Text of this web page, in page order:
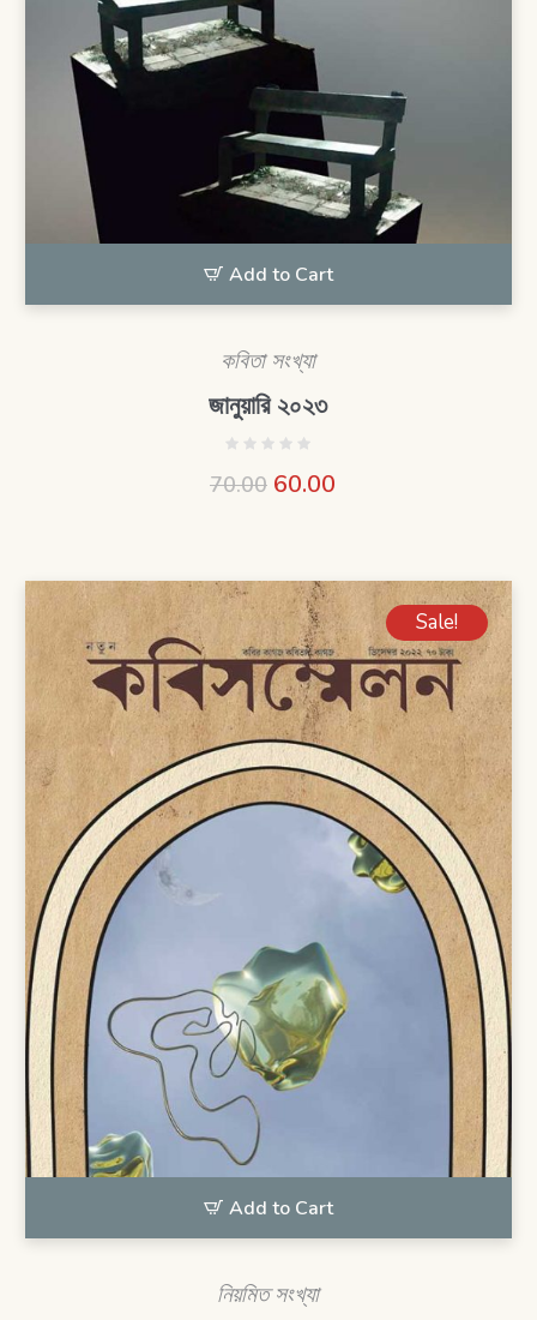
Add to Cart
কবিতা সংখ্যা
জানুয়ারি ২০২৩
70.00 60.00
Add to Cart
Sale!
নিয়মিত সংখ্যা